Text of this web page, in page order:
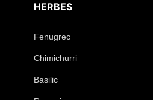
HERBES
Fenugrec
Chimichurri
Basilic